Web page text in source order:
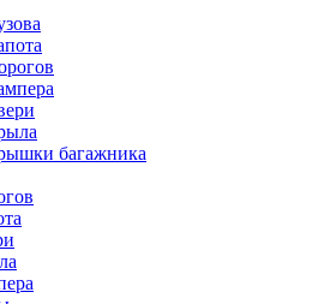
багажника